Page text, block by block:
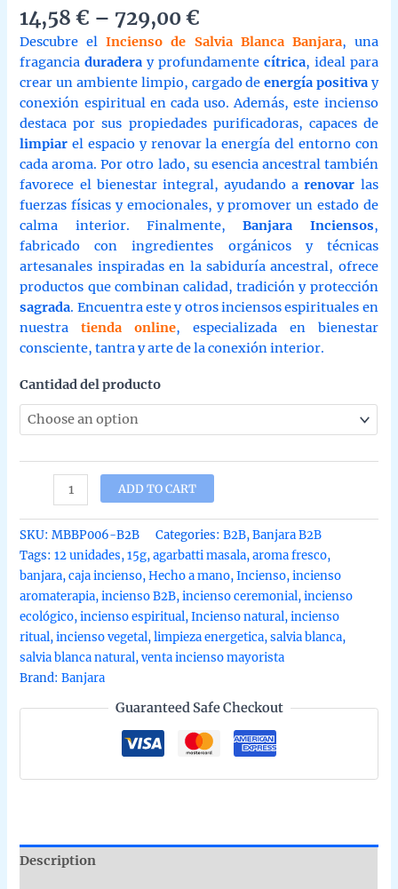
14,58€ – 729,00€
range:
14,58 €
through
729,00 €
Descubre elIncienso de Salvia Blanca Banjara, una
fraganciaduradera y profundamente cítrica, ideal para
crear un ambiente limpio, cargado deenergía positivay
conexión espiritual en cada uso. Además, este incienso
destaca por sus propiedades purificadoras, capaces de
limpiar el espacio y renovar la energía del entorno con
cada aroma. Por otro lado, su esencia ancestral también
favorece el bienestar integral, ayudando arenovar las
fuerzas físicas y emocionales, y promover un estado de
calma interior. Finalmente,Banjara Inciensos,
fabricado con ingredientes orgánicos y técnicas
artesanales inspiradas en la sabiduría ancestral, ofrece
productos que combinan calidad, tradición y protección
sagrada. Encuentra este y otros inciensos espirituales en
nuestratienda online, especializada en bienestar
consciente, tantra y arte de la conexión interior.
Cantidad del producto
Incienso
salvia
blanca
etnica
de
Banjara
agarbatti
masala
hecho
a
mano
15g
ADD TO CART
SKU:MBBP006-B2B Categories:B2B,Banjara B2B
Tags:12 unidades,15g,agarbatti masala,aroma fresco,
banjara,caja incienso,Hecho a mano,Incienso,incienso
aromaterapia,incienso B2B,incienso ceremonial,incienso
ecológico,incienso espiritual,Incienso natural,incienso
ritual,incienso vegetal,limpieza energetica,salvia blanca,
salvia blanca natural,venta incienso mayorista
Brand:Banjara
Guaranteed Safe Checkout
Description